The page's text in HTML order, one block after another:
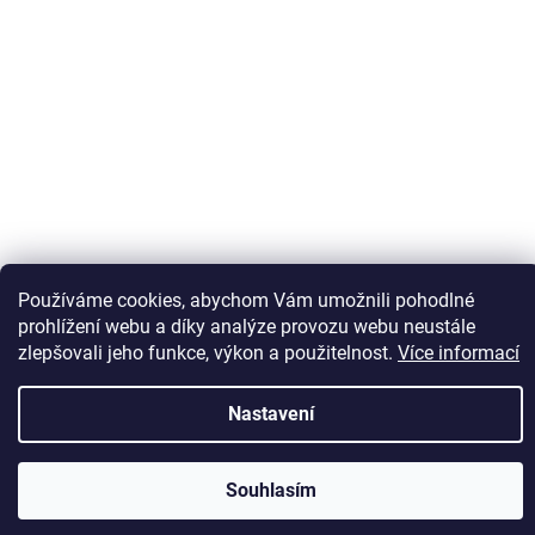
Používáme cookies, abychom Vám umožnili pohodlné
prohlížení webu a díky analýze provozu webu neustále
zlepšovali jeho funkce, výkon a použitelnost. Více informací
Nastavení
Souhlasím
Sledovat na Instagramu
Copyright 2026Kaps comm. Všechna práva vyhrazena.